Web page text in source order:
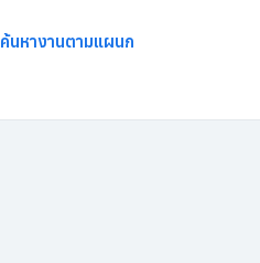
ค้นหางานตามแผนก